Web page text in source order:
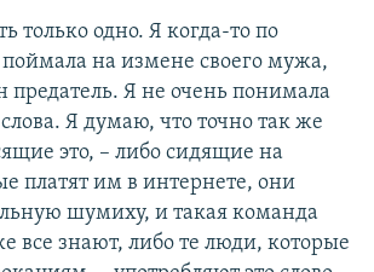
только одно. Я когда-то по
поймала на измене своего мужа,
предатель. Я не очень понимала
Я думаю, что точно так же
это, – либо сидящие на
платят им в интернете, они
шумиху, и такая команда
все знают, либо те люди, которые